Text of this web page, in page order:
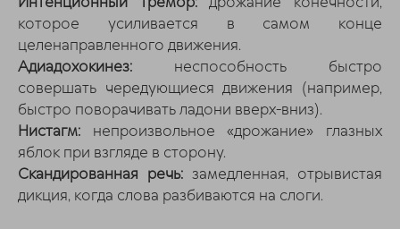
которое усиливается в самом конце
целенаправленного движения.
Адиадохокинез: неспособность быстро
совершать чередующиеся движения (например,
быстро поворачивать ладони вверх-вниз).
Нистагм: непроизвольное «дрожание» глазных
яблок при взгляде в сторону.
Скандированная речь: замедленная, отрывистая
дикция, когда слова разбиваются на слоги.